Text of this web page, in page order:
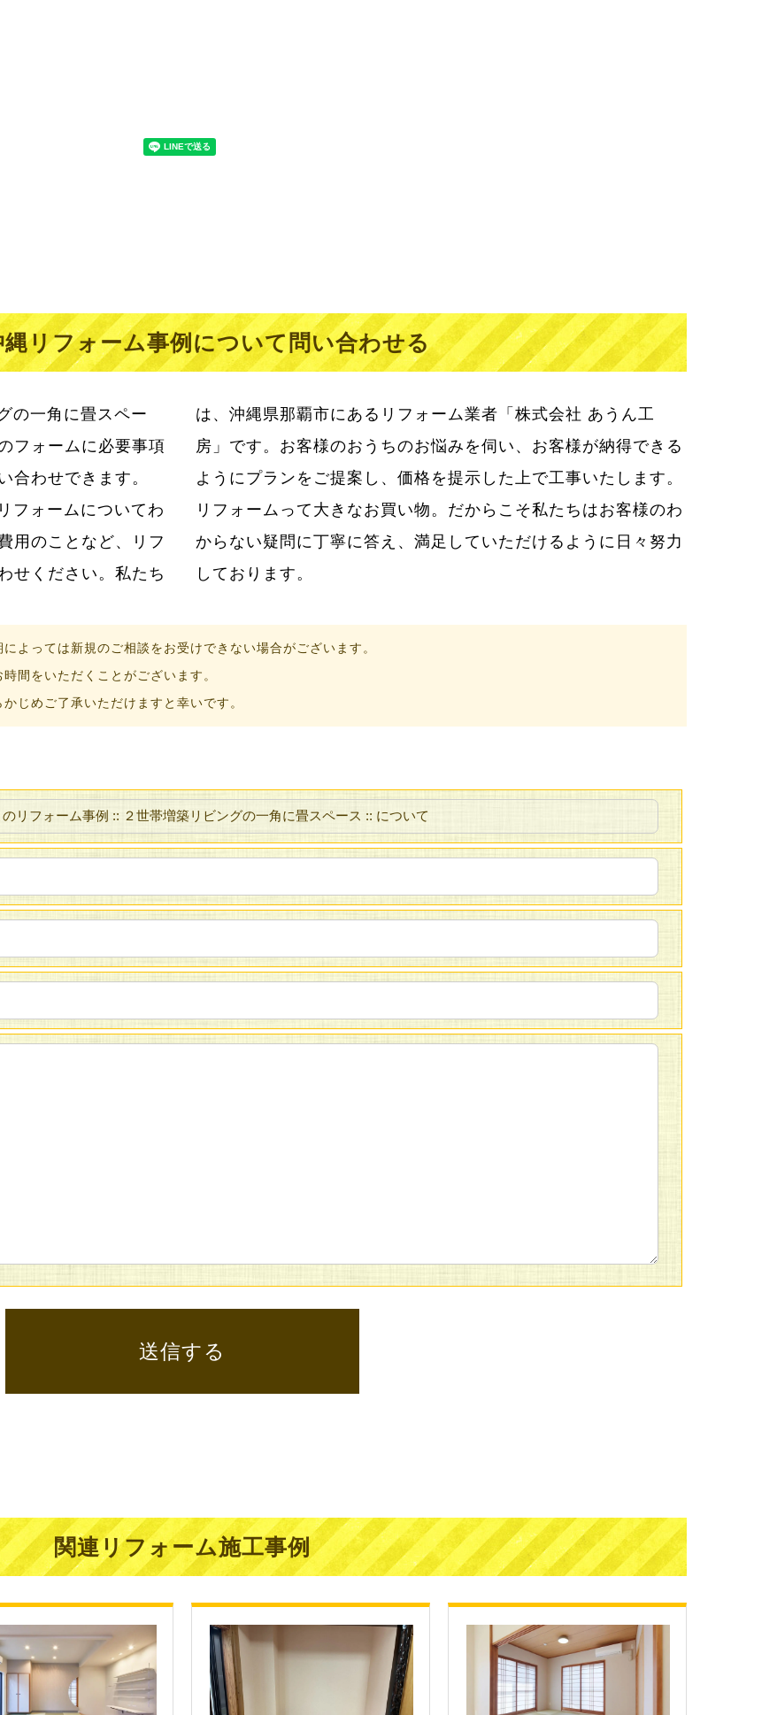
リフォーム事例について問い合わせる
の一角に畳スペー
フォームに必要事項
合わせできます。
フォームについてわ
用のことなど、リフ
せください。私たち
は、沖縄県那覇市にあるリフォーム業者「株式会社 あうん工
房」です。お客様のおうちのお悩みを伺い、お客様が納得できる
ようにプランをご提案し、価格を提示した上で工事いたします。
私たちはお客様のわ
けるように日々努力
しております。
よっては新規のご相談をお受けできない場合がございます。
間をいただくことがございます。
じめご了承いただけますと幸いです。
送信する
関連リフォーム施工事例